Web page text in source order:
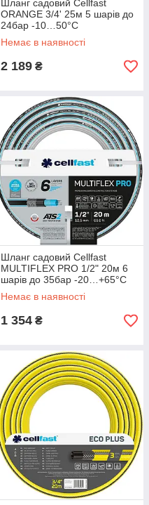
Шланг садовий Cellfast
ORANGE 3/4' 25м 5 шарів до
24бар -10…50°C
Немає в наявності
2 189 ₴
Шланг садовий Cellfast
MULTIFLEX PRO 1/2" 20м 6
шарів до 35бар -20…+65°C
Немає в наявності
1 354 ₴